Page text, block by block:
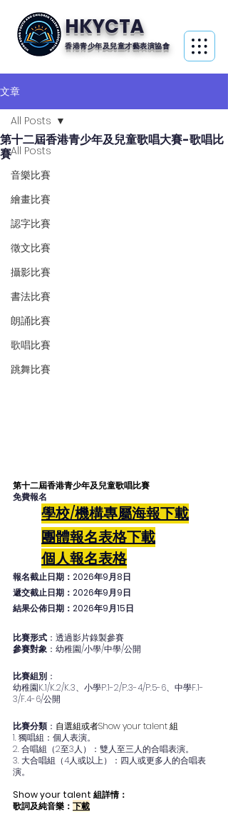
HKYCTA
香港青少年及兒童才藝表演協會
文章
All Posts
音樂比賽
繪畫比賽
認字比賽
徵文比賽
攝影比賽
書法比賽
朗誦比賽
歌唱比賽
跳舞比賽
All Posts
第十二屆香港青少年及兒童歌唱大賽-歌唱比
賽
第十二屆香港青少年及兒童歌唱比賽
免費報名
學校/機構專屬海報下載
團體報名表格下載
個人報名表格
報名截止日期：2026年9月8日
遞交截止日期：2026年9月9日
結果公佈日期：2026年9月15日
比賽形式 ：透過影片錄製參賽
參賽對象 ：幼稚園/小學/中學/公開
比賽組別 ：
幼稚園K.1/K.2/K.3、小學P.1-2/P.3-4/P.5-6、中學F.1-
3/F.4-6/公開
比賽分類 ： 自選組或者Show your talent 組
1. 獨唱組：個人表演。
2. 合唱組（2至3人）：雙人至三人的合唱表演。
3. 大合唱組（4人或以上）：四人或更多人的合唱表
演。
Show your talent 組詳情：
歌詞及純音樂： 下載